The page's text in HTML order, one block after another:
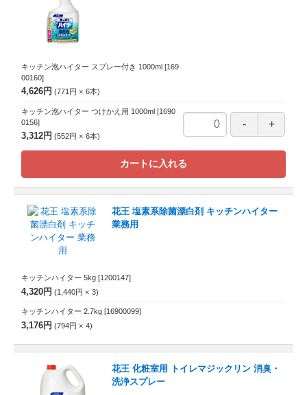
キッチン泡ハイター スプレー付き 1000ml [169
00160]
4,626円 771円 6本
キッチン泡ハイター つけかえ用 1000ml [1690
0156]
3,312円 552円 6本
カートに入れる
花王 塩素系除菌漂白剤 キッチンハイター
業務用
キッチンハイター 5kg [1200147]
4,320円 1,440円 3
キッチンハイター 2.7kg [16900099]
3,176円 794円 4
花王 化粧室用 トイレマジックリン 消臭・
洗浄スプレー